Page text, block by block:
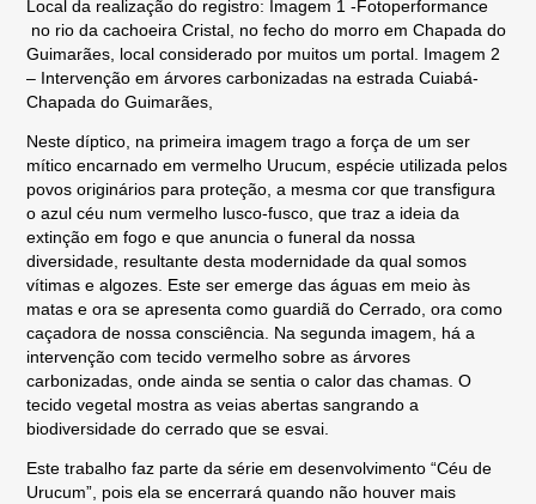
Local da realização do registro: Imagem 1 -Fotoperformance
no rio da cachoeira Cristal, no fecho do morro em Chapada do
Guimarães, local considerado por muitos um portal. Imagem 2
– Intervenção em árvores carbonizadas na estrada Cuiabá-
Chapada do Guimarães,
Neste díptico, na primeira imagem trago a força de um ser
mítico encarnado em vermelho Urucum, espécie utilizada pelos
povos originários para proteção, a mesma cor que transfigura
o azul céu num vermelho lusco-fusco, que traz a ideia da
extinção em fogo e que anuncia o funeral da nossa
diversidade, resultante desta modernidade da qual somos
vítimas e algozes. Este ser emerge das águas em meio às
matas e ora se apresenta como guardiã do Cerrado, ora como
caçadora de nossa consciência. Na segunda imagem, há a
intervenção com tecido vermelho sobre as árvores
carbonizadas, onde ainda se sentia o calor das chamas. O
tecido vegetal mostra as veias abertas sangrando a
biodiversidade do cerrado que se esvai.
Este trabalho faz parte da série em desenvolvimento “Céu de
Urucum”, pois ela se encerrará quando não houver mais